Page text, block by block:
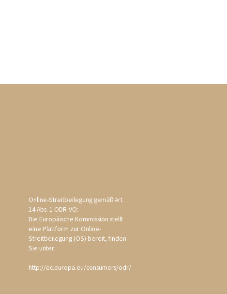
Online-Streitbeilegung gemäß Art.
14 Abs. 1 ODR-VO:
Die Europäische Kommission stellt
eine Plattform zur Online-
Streitbeilegung (OS) bereit, finden
Sie unter:
http://ec.europa.eu/consumers/odr/